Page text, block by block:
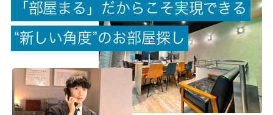
償却/敷引
-/-
権利金/雑費
-/-
総戸数
「 部屋 ま る 」 だ か ら こ そ実現で き る
“新 し い角 度”のお部屋探 し